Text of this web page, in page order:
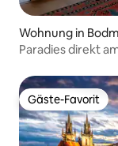
Wohnung in
Paradies direkt
Gäste-Favorit
Gäste-Favorit